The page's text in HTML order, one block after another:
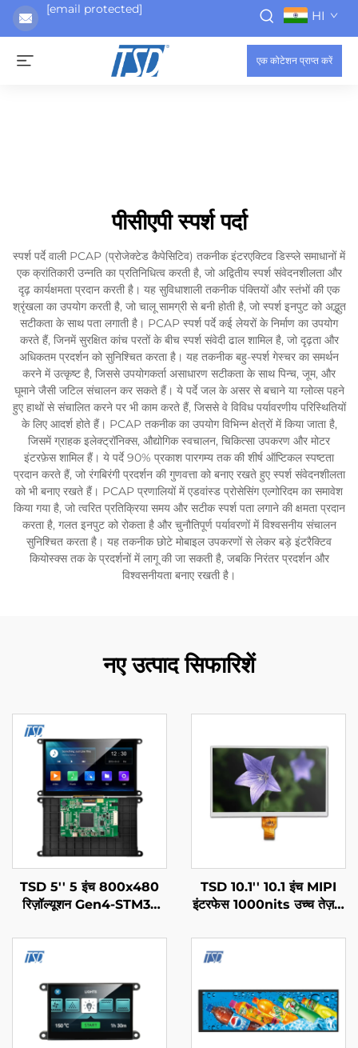
[email protected] HI
एक कोटेशन प्राप्त करें
पीसीएपी स्पर्श पर्दा
स्पर्श पर्दे वाली PCAP (प्रोजेक्टेड कैपेसिटिव) तकनीक इंटरएक्टिव डिस्प्ले समाधानों में
एक क्रांतिकारी उन्नति का प्रतिनिधित्व करती है, जो अद्वितीय स्पर्श संवेदनशीलता और
दृढ़ कार्यक्षमता प्रदान करती है। यह सुविधाशाली तकनीक पंक्तियों और स्तंभों की एक
श्रृंखला का उपयोग करती है, जो चालू सामग्री से बनी होती है, जो स्पर्श इनपुट को अद्भुत
सटीकता के साथ पता लगाती है। PCAP स्पर्श पर्दे कई लेयरों के निर्माण का उपयोग
करते हैं, जिनमें सुरक्षित कांच परतों के बीच स्पर्श संवेदी ढाल शामिल है, जो दृढ़ता और
अधिकतम प्रदर्शन को सुनिश्चित करता है। यह तकनीक बहु-स्पर्श गेस्चर का समर्थन
करने में उत्कृष्ट है, जिससे उपयोगकर्ता असाधारण सटीकता के साथ पिन्च, जूम, और
घूमाने जैसी जटिल संचालन कर सकते हैं। ये पर्दे जल के असर से बचाने या ग्लोव्स पहने
हुए हाथों से संचालित करने पर भी काम करते हैं, जिससे वे विविध पर्यावरणीय परिस्थितियों
के लिए आदर्श होते हैं। PCAP तकनीक का उपयोग विभिन्न क्षेत्रों में किया जाता है,
जिसमें ग्राहक इलेक्ट्रॉनिक्स, औद्योगिक स्वचालन, चिकित्सा उपकरण और मोटर
इंटरफ़ेस शामिल हैं। ये पर्दे 90% प्रकाश पारगम्य तक की शीर्ष ऑप्टिकल स्पष्टता
प्रदान करते हैं, जो रंगबिरंगी प्रदर्शन की गुणवत्ता को बनाए रखते हुए स्पर्श संवेदनशीलता
को भी बनाए रखते हैं। PCAP प्रणालियों में एडवांस्ड प्रोसेसिंग एल्गोरिदम का समावेश
किया गया है, जो त्वरित प्रतिक्रिया समय और सटीक स्पर्श पता लगाने की क्षमता प्रदान
करता है, गलत इनपुट को रोकता है और चुनौतिपूर्ण पर्यावरणों में विश्वसनीय संचालन
सुनिश्चित करता है। यह तकनीक छोटे मोबाइल उपकरणों से लेकर बड़े इंटरैक्टिव
कियोस्क्स तक के प्रदर्शनों में लागू की जा सकती है, जबकि निरंतर प्रदर्शन और
विश्वसनीयता बनाए रखती है।
नए उत्पाद सिफारिशें
TSD 5'' 5 इंच 800x480
रिज़ॉल्यूशन Gen4-STM32
सीरियल पोर्ट इंटरफेस स्मार्ट
LCD डिस्प्ले मॉड्यूल
TSD 10.1'' 10.1 इंच MIPI
इंटरफेस 1000nits उच्च तेज़ता
TFT LCD प्रदर्शनी